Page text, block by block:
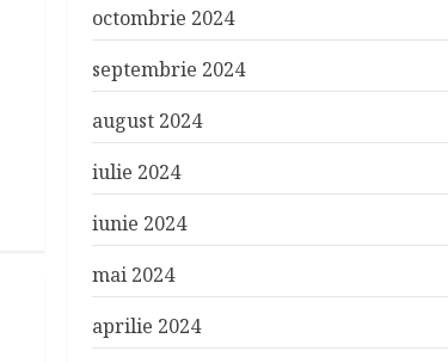
octombrie 2024
septembrie 2024
august 2024
iulie 2024
iunie 2024
mai 2024
aprilie 2024